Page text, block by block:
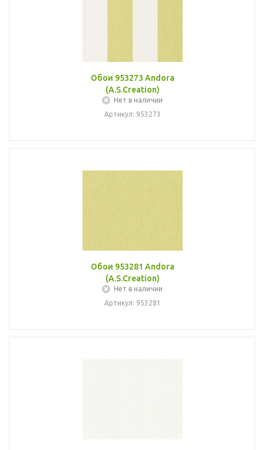
Обои 953273 Andora
(A.S.Creation)
Нет в наличии
Артикул: 953273
Обои 953281 Andora
(A.S.Creation)
Нет в наличии
Артикул: 953281